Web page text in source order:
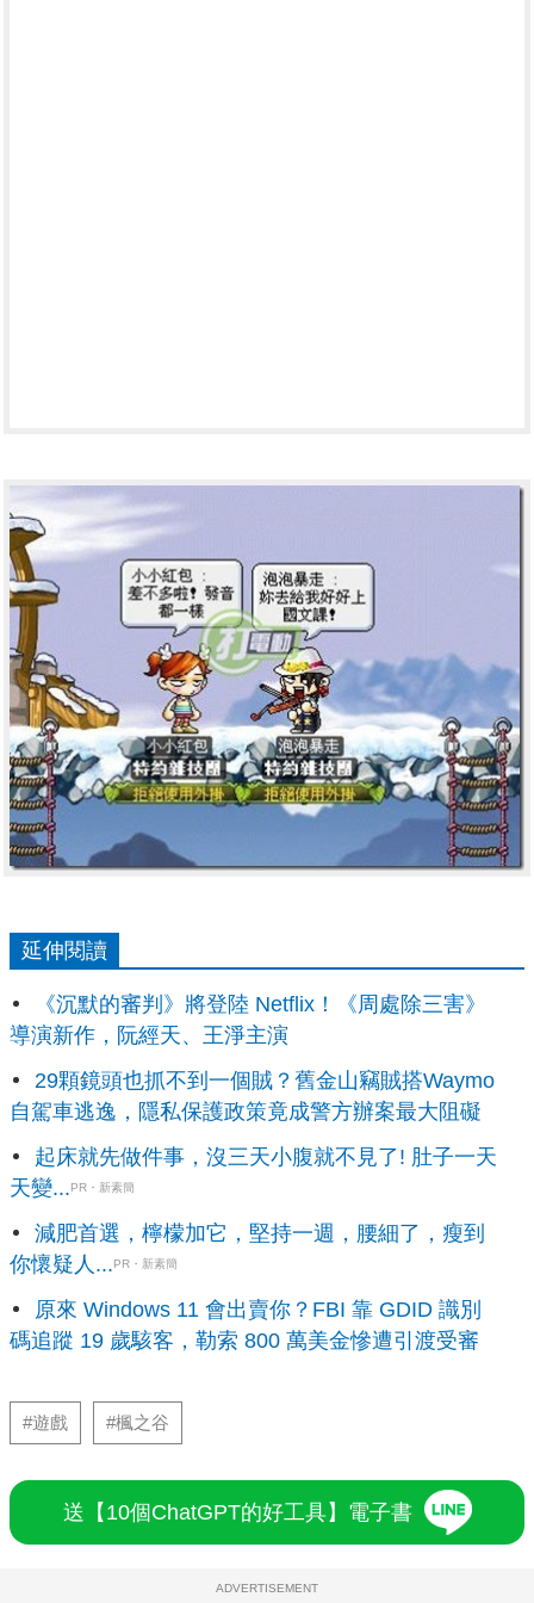
延伸閱讀
《沉默的審判》將登陸 Netflix！《周處除三害》
導演新作，阮經天、王淨主演
29顆鏡頭也抓不到一個賊？舊金山竊賊搭Waymo
自駕車逃逸，隱私保護政策竟成警方辦案最大阻礙
起床就先做件事，沒三天小腹就不見了! 肚子一天
天變...PR・新素簡
減肥首選，檸檬加它，堅持一週，腰細了，瘦到
你懷疑人...PR・新素簡
原來 Windows 11 會出賣你？FBI 靠 GDID 識別
碼追蹤 19 歲駭客，勒索 800 萬美金慘遭引渡受審
#遊戲 #楓之谷
送【10個ChatGPT的好工具】電子書
ADVERTISEMENT